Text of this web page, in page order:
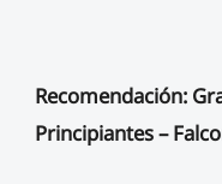
Recomendación:
Principiantes –